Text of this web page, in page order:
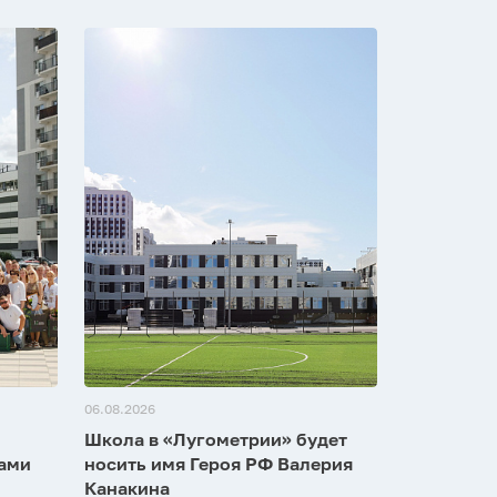
06.08.2026
Школа в «Лугометрии» будет
носить имя Героя РФ Валерия
Канакина